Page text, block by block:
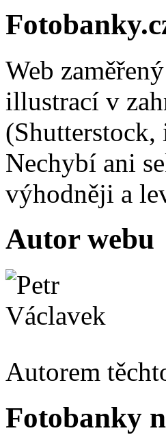
Web
illustrací v
Nechybí ani
výhodněji a
Autor webu
Autorem
Fotobanky